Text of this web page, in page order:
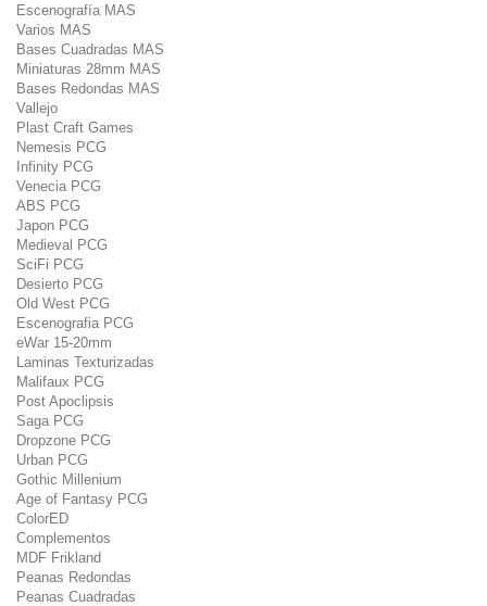
Escenografía MAS
Varios MAS
Bases Cuadradas MAS
Miniaturas 28mm MAS
Bases Redondas MAS
Vallejo
Plast Craft Games
Nemesis PCG
Infinity PCG
Venecia PCG
ABS PCG
Japon PCG
Medieval PCG
SciFi PCG
Desierto PCG
Old West PCG
Escenografia PCG
eWar 15-20mm
Laminas Texturizadas
Malifaux PCG
Post Apoclipsis
Saga PCG
Dropzone PCG
Urban PCG
Gothic Millenium
Age of Fantasy PCG
ColorED
Complementos
MDF Frikland
Peanas Redondas
Peanas Cuadradas